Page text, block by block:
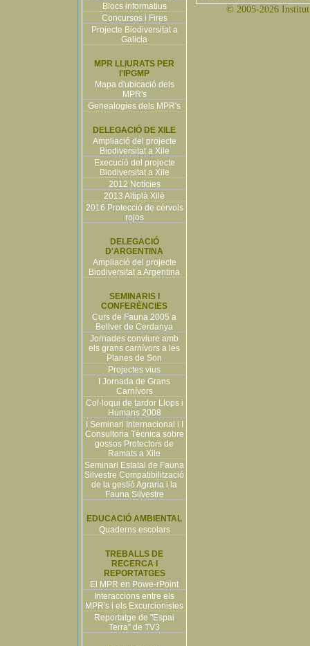
Blocs informatius
Concursos i Fires
Projecte Biodiversitat a
Galicia
MPR LLIURATS PER
l'IPGMP
Mapa d'ubicació dels
MPR's
Genealogies dels MPR's
DELEGACIÓ DE XILE
Ampliació del projecte
Biodiversitat a Xile
Execució del projecte
Biodiversitat a Xile
2012 Notícies
2013 Altiplà Xilè
2016 Protecció de cérvols
rojos
DELEGACIÓ
D'ARGENTINA
Ampliació del projecte
Biodiversitat a Argentina
SEMINARIS I
CONFERÈNCIES
Curs de Fauna 2005 a
Bellver de Cerdanya
Jornades conviure amb
els grans carnívors a les
Planes de Son
Projectes vius
I Jornada de Grans
Carnívors
Col·loqui de tardor Llops i
Humans 2008
I Seminari Internacional i I
Consultoria Tècnica sobre
gossos Protectors de
Ramats a Xile
Seminari Estatal de Fauna
Silvestre Compatibilització
de la gestió Agraria i la
Fauna Silvestre
EDUCACIÓ AMBIENTAL
Quaderns escolars
TREBALLS DE
RECERCA I
REPORTATGES
El MPR en Powe-rPoint
Interaccions entre els
MPR's i els Excurcionistes
Reportatge de "Espai
Terra" de TV3
© 2005-2026 Institut